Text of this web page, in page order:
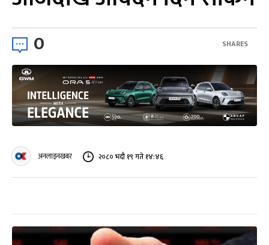
0 SHARES
अनलाइनखबर २०८० भदौ १९ गते १४:४६